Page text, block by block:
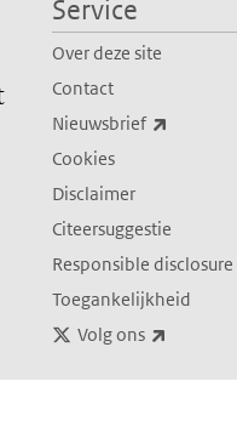
Service
Over deze site
Contact
Nieuwsbrief
Cookies
Disclaimer
Citeersuggestie
Responsible disclosure
Toegankelijkheid
Volg ons